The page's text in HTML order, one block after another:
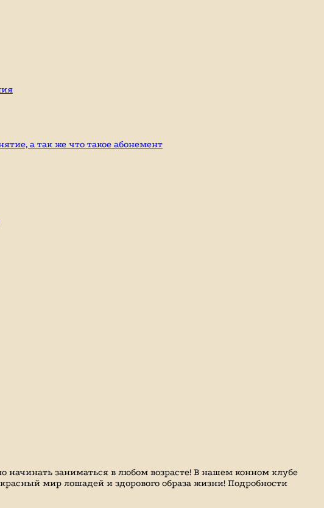
а так же что такое абонемент
заниматься в любом возрасте! В нашем конном клубе
мир лошадей и здорового образа жизни! Подробности